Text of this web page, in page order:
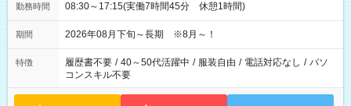
勤務時間 08:30～17:15(実働7時間45分 休憩1時間)
期間 2026年08月下旬～長期 ※8月～！
特徴 履歴書不要 / 40～50代活躍中 / 服装自由 / 電話対応なし / パソ
コンスキル不要